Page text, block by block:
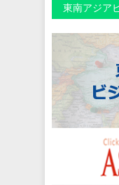
東南アジア